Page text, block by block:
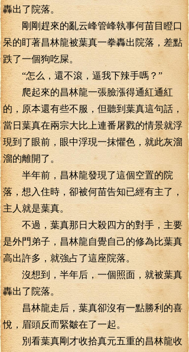
轟出了院落。
剛剛趕來的亂云峰管峰執事何苗目瞪口
呆的盯著昌林龍被葉真一拳轟出院落，差點
跌了一個狗吃屎。
“怎么，還不滾，逼我下辣手嗎？”
爬起來的昌林龍一張臉漲得通紅通紅
的，原本還有些不服，但聽到葉真這句話，
當日葉真在兩宗大比上連番屠戮的情景就浮
現到了眼前，眼中浮現一抹懼色，就此灰溜
溜的離開了。
半年前，昌林龍發現了這個空置的院
落，想入住時，卻被何苗告知已經有主了，
主人就是葉真。
不過，葉真那日大殺四方的對手，主要
是外門弟子，昌林龍自覺自己的修為比葉真
高出許多，就強占了這座院落。
沒想到，半年后，一個照面，就被葉真
轟出了院落。
昌林龍走后，葉真卻沒有一點勝利的喜
悅，眉頭反而緊皺在了一起。
別看葉真剛才收拾真元五重的昌林龍收